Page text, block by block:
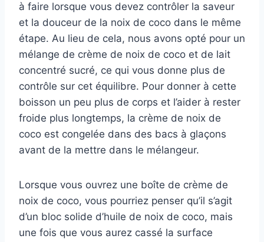
à faire lorsque vous devez contrôler la saveur
et la douceur de la noix de coco dans le même
étape. Au lieu de cela, nous avons opté pour un
mélange de crème de noix de coco et de lait
concentré sucré, ce qui vous donne plus de
contrôle sur cet équilibre. Pour donner à cette
boisson un peu plus de corps et l’aider à rester
froide plus longtemps, la crème de noix de
coco est congelée dans des bacs à glaçons
avant de la mettre dans le mélangeur.
Lorsque vous ouvrez une boîte de crème de
noix de coco, vous pourriez penser qu’il s’agit
d’un bloc solide d’huile de noix de coco, mais
une fois que vous aurez cassé la surface